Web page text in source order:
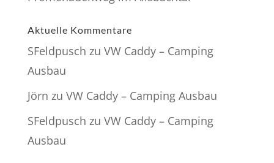
Aktuelle Kommentare
SFeldpusch zu VW Caddy – Camping
Ausbau
Jörn zu VW Caddy – Camping Ausbau
SFeldpusch zu VW Caddy – Camping
Ausbau